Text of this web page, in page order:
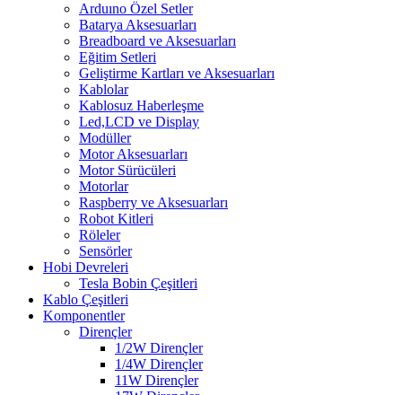
Arduıno Özel Setler
Batarya Aksesuarları
Breadboard ve Aksesuarları
Eğitim Setleri
Geliştirme Kartları ve Aksesuarları
Kablolar
Kablosuz Haberleşme
Led,LCD ve Display
Modüller
Motor Aksesuarları
Motor Sürücüleri
Motorlar
Raspberry ve Aksesuarları
Robot Kitleri
Röleler
Sensörler
Hobi Devreleri
Tesla Bobin Çeşitleri
Kablo Çeşitleri
Komponentler
Dirençler
1/2W Dirençler
1/4W Dirençler
11W Dirençler